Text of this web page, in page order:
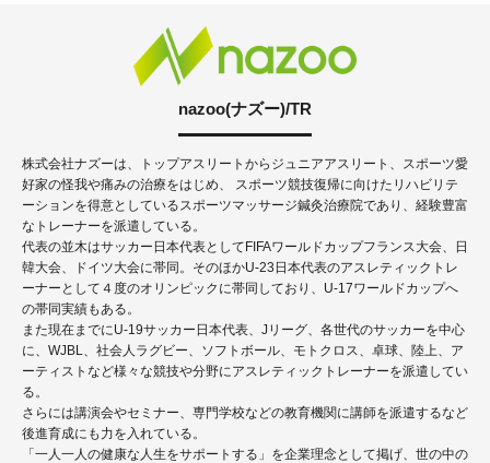
nazoo(ナズー)/TR
株式会社ナズーは、トップアスリートからジュニアアスリート、スポーツ愛
好家の怪我や痛みの治療をはじめ、 スポーツ競技復帰に向けたリハビリテ
ーションを得意としているスポーツマッサージ鍼灸治療院であり、経験豊富
なトレーナーを派遣している。
代表の並木はサッカー日本代表としてFIFAワールドカップフランス大会、日
韓大会、ドイツ大会に帯同。そのほかU-23日本代表のアスレティックトレ
ーナーとして４度のオリンピックに帯同しており、U-17ワールドカップへ
の帯同実績もある。
また現在までにU-19サッカー日本代表、Jリーグ、各世代のサッカーを中心
に、WJBL、社会人ラグビー、ソフトボール、モトクロス、卓球、陸上、ア
ーティストなど様々な競技や分野にアスレティックトレーナーを派遣してい
る。
さらには講演会やセミナー、専門学校などの教育機関に講師を派遣するなど
後進育成にも力を入れている。
「一人一人の健康な人生をサポートする」を企業理念として掲げ、世の中の